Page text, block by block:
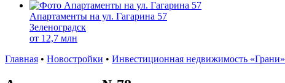
Апартаменты на ул. Гагарина 57
Зеленоградск
от 12,7 млн
Главная • Новостройки • Инвестиционная недвижимость «Грани»